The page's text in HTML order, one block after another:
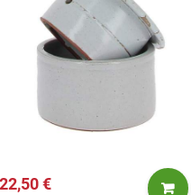
22,50 €